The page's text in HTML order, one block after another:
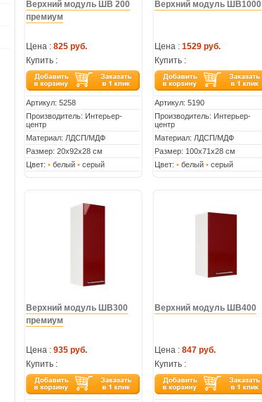
Верхний модуль ШВ 200
премиум
Цена : 825 руб.
Купить :
Артикул: 5258
Производитель: Интерьер-
центр
Материал: ЛДСП/МДФ
Размер: 20х92х28 см
Цвет: •белый •серый
Верхний модуль ШВ1000
Цена : 1529 руб.
Купить :
Артикул: 5190
Производитель: Интерьер-
центр
Материал: ЛДСП/МДФ
Размер: 100х71х28 см
Цвет: •белый •серый
Верхний модуль ШВ300
премиум
Цена : 935 руб.
Купить :
Верхний модуль ШВ400
Цена : 847 руб.
Купить :